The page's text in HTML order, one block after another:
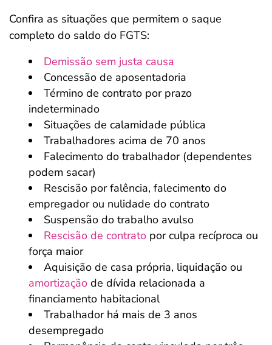
Confira as situações que permitem o saque
completo do saldo do FGTS:
Demissão sem justa causa
Concessão de aposentadoria
Término de contrato por prazo
indeterminado
Situações de calamidade pública
Trabalhadores acima de 70 anos
Falecimento do trabalhador (dependentes
podem sacar)
Rescisão por falência, falecimento do
empregador ou nulidade do contrato
Suspensão do trabalho avulso
Rescisão de contrato por culpa recíproca ou
força maior
Aquisição de casa própria, liquidação ou
amortização de dívida relacionada a
financiamento habitacional
Trabalhador há mais de 3 anos
desempregado